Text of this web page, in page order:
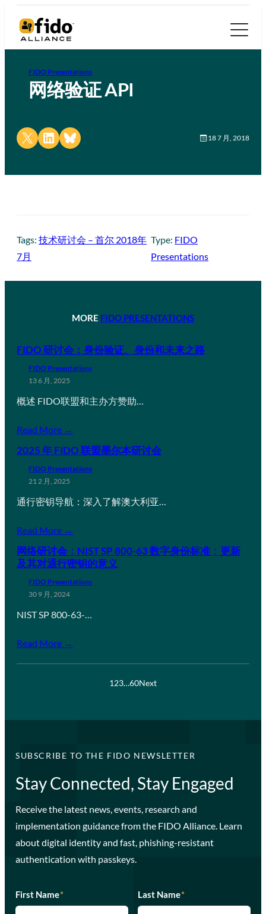
FIDO Presentations
网络验证 API
Share on X Share on LinkedIn
Share on Bluesky 18 7 月, 2018
Tags: 技术研讨会 – 首尔 2018年
7月
Type: FIDO
Presentations
MORE FIDO PRESENTATIONS
FIDO 研讨会：身份验证、身份和未来之路
FIDO Presentations
13 6 月, 2025
概述 FIDO联盟和主办方赞助…
Read More →
2025 年 FIDO 联盟墨尔本研讨会
FIDO Presentations
21 2 月, 2025
通行密钥导航：深入了解澳大利亚…
Read More →
网络研讨会：NIST SP 800-63 数字身份标准：更新
及其对通行密钥的意义
FIDO Presentations
30 9 月, 2024
NIST SP 800-63-…
Read More →
123…60Next
SUBSCRIBE TO THE FIDO NEWSLETTER
Stay Connected, Stay Engaged
Receive the latest news, events, research and
implementation guidance from the FIDO Alliance. Learn
about digital identity and fast, phishing-resistant
authentication with passkeys.
First Name* Last Name*